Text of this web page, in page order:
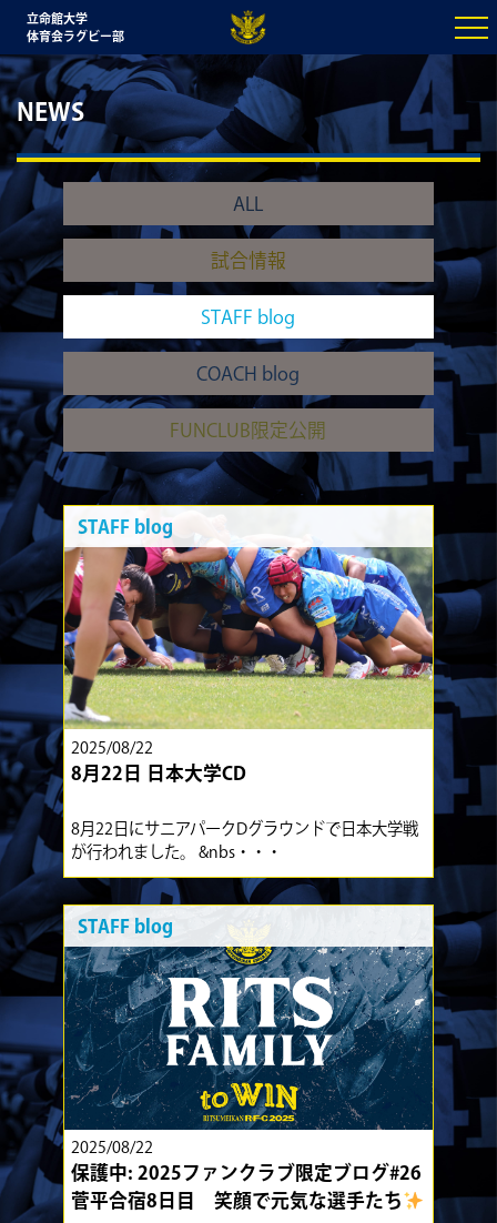
立命館大学
体育会ラグビー部
NEWS
ALL
試合情報
STAFF blog
COACH blog
FUNCLUB限定公開
STAFF blog
2025/08/22
8月22日 日本大学CD
8月22日にサニアパークDグラウンドで日本大学戦
が行われました。 &nbs・・・
STAFF blog
2025/08/22
保護中: 2025ファンクラブ限定ブログ#26
菅平合宿8日目 笑顔で元気な選手たち